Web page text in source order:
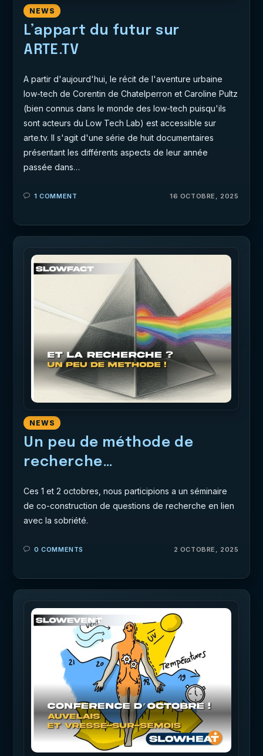
NEWS
L’appart du futur sur
ARTE.TV
A partir d'aujourd'hui, le récit de l'aventure urbaine
low-tech de Corentin de Chatelperron et Caroline Pultz
(bien connus dans le monde des low-tech puisqu'ils
sont acteurs du Low Tech Lab) est accessible sur
arte.tv. Il s'agit d'une série de huit documentaires
présentant les différents aspects de leur année
passée dans…
1 COMMENT 16 OCTOBRE, 2025
NEWS
Un peu de méthode de
recherche…
Ces 1 et 2 octobres, nous participions a un séminaire
de co-construction de questions de recherche en lien
avec la sobriété.
0 COMMENTS 2 OCTOBRE, 2025